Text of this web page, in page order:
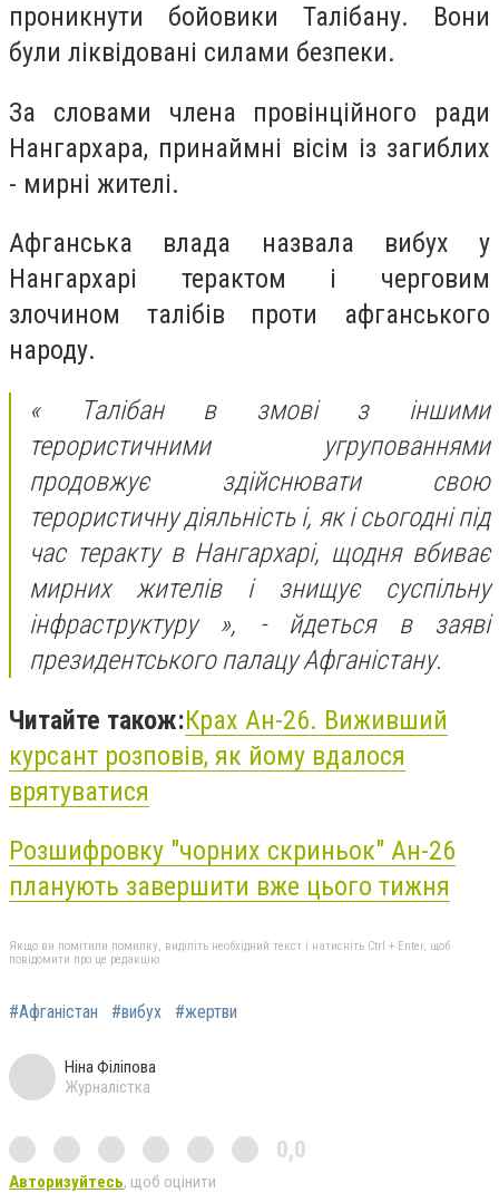
проникнути бойовики Талібану. Вони
були ліквідовані силами безпеки.
За словами члена провінційного ради
Нангархара, принаймні вісім із загиблих
- мирні жителі.
Афганська влада назвала вибух у
Нангархарі терактом і черговим
злочином талібів проти афганського
народу.
« Талібан в змові з іншими
терористичними угрупованнями
продовжує здійснювати свою
терористичну діяльність і, як і сьогодні під
час теракту в Нангархарі, щодня вбиває
мирних жителів і знищує суспільну
інфраструктуру », - йдеться в заяві
президентського палацу Афганістану.
Читайте також:Крах Ан-26. Виживший
курсант розповів, як йому вдалося
врятуватися
Розшифровку "чорних скриньок" Ан-26
планують завершити вже цього тижня
Якщо ви помітили помилку, виділіть необхідний текст і натисніть Ctrl + Enter, щоб
повідомити про це редакцію
#Афганістан #вибух #жертви
Ніна Філіпова
Журналістка
0,0
Авторизуйтесь, щоб оцінити